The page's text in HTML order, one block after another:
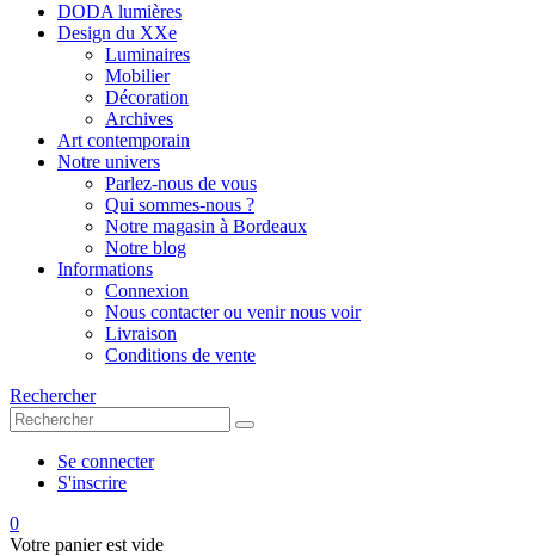
DODA lumières
Design du XXe
Luminaires
Mobilier
Décoration
Archives
Art contemporain
Notre univers
Parlez-nous de vous
Qui sommes-nous ?
Notre magasin à Bordeaux
Notre blog
Informations
Connexion
Nous contacter ou venir nous voir
Livraison
Conditions de vente
Rechercher
Se connecter
S'inscrire
0
Votre panier est vide